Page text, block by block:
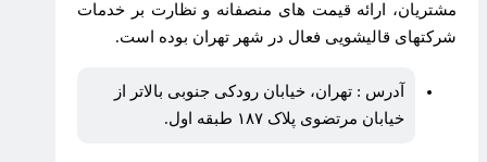
مشتریان، ارائه قیمت های منصفانه و نظارت بر خدمات
شرکتهای قالیشویی فعال در شهر تهران بوده است.
آدرس : تهران، خیابان رودکی جنوبی بالاتر از
خیابان مرتضوی پلاک ۱۸۷ طبقه اول.